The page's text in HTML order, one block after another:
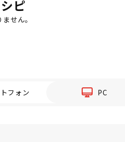
ピ
せん。
フォン PC